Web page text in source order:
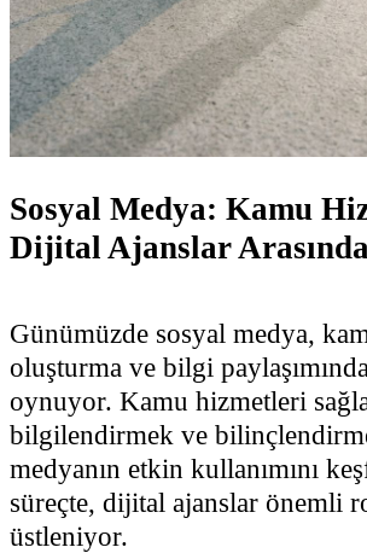
Sosyal Medya: Kamu
Dijital Ajanslar
Günümüzde sosyal medya,
oluşturma ve bilgi
oynuyor. Kamu hizmetleri
bilgilendirmek ve
medyanın etkin kullanımını
süreçte, dijital ajanslar önemli
üstleniyor.